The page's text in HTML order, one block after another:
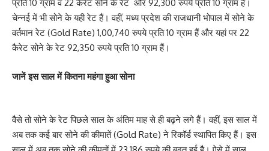
प्रति 10 ग्राम व 22 कैरेट सोने के रेट और 92,300 रुपये प्रति 10 ग्राम हैं।
चेन्नई में भी सोने के यही रेट हैं। वहीं, मध्य प्रदेश की राजधानी भोपाल में सोने के
वर्तमान रेट (Gold Rate) 1,00,740 रुपये प्रति 10 ग्राम हैं और यहां पर 22
कैरेट सोने के रेट 92,350 रुपये प्रति 10 ग्राम हैं।
जानें इस साल में कितना महंगा हुआ सोना
वैसे तो सोने के रेट पिछले साल के अंतिम माह से ही बढ़ने लगे हैं। वहीं, इस साल में
अब तक कई बार सोने की कीमातें (Gold Rate) ने रिकॉर्ड स्थापित किए हैं। इस